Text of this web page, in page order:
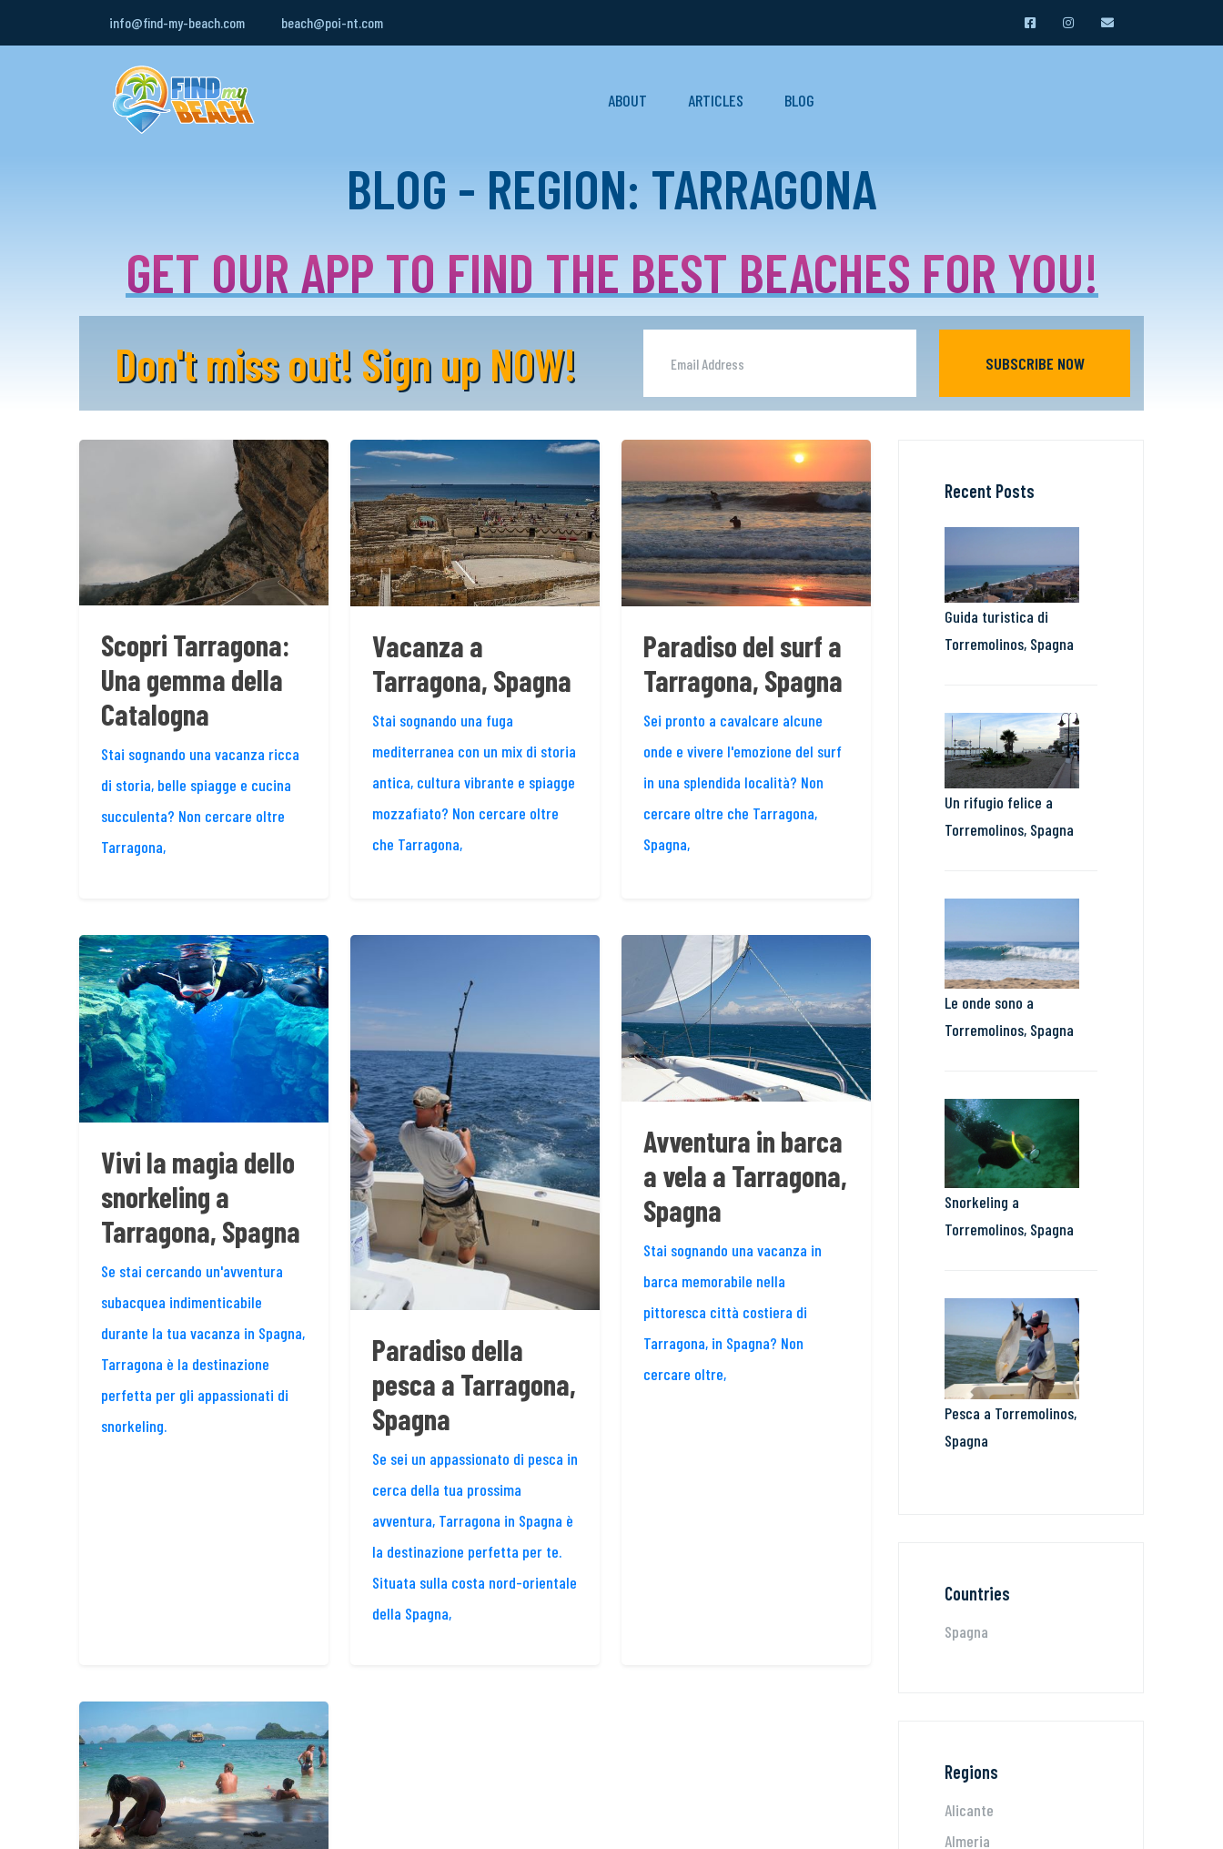
info@find-my-beach.com beach@poi-nt.com
ABOUT ARTICLES BLOG
BLOG - REGION: TARRAGONA
GET OUR APP TO FIND THE BEST BEACHES FOR YOU!
Don't miss out! Sign up NOW! SUBSCRIBE NOW
Scopri Tarragona:
Una gemma della
Catalogna
Stai sognando una vacanza ricca
di storia, belle spiagge e cucina
succulenta? Non cercare oltre
Tarragona,
Vacanza a
Tarragona, Spagna
Stai sognando una fuga
mediterranea con un mix di storia
antica, cultura vibrante e spiagge
mozzafiato? Non cercare oltre
che Tarragona,
Paradiso del surf a
Tarragona, Spagna
Sei pronto a cavalcare alcune
onde e vivere l'emozione del surf
in una splendida località? Non
cercare oltre che Tarragona,
Spagna,
Vivi la magia dello
snorkeling a
Tarragona, Spagna
Se stai cercando un'avventura
subacquea indimenticabile
durante la tua vacanza in Spagna,
Tarragona è la destinazione
perfetta per gli appassionati di
snorkeling.
Paradiso della
pesca a Tarragona,
Spagna
Se sei un appassionato di pesca in
cerca della tua prossima
avventura, Tarragona in Spagna è
la destinazione perfetta per te.
Situata sulla costa nord-orientale
della Spagna,
Avventura in barca
a vela a Tarragona,
Spagna
Stai sognando una vacanza in
barca memorabile nella
pittoresca città costiera di
Tarragona, in Spagna? Non
cercare oltre,
Recent Posts
Guida turistica di
Torremolinos, Spagna
Un rifugio felice a
Torremolinos, Spagna
Le onde sono a
Torremolinos, Spagna
Snorkeling a
Torremolinos, Spagna
Pesca a Torremolinos,
Spagna
Countries
Spagna
Regions
Alicante
Almeria